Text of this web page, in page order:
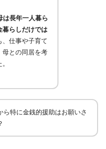
は長年一人暮ら
暮らしだけでは
、仕事や子育て
との同居を考
ら特に金銭的援助はお願いさ